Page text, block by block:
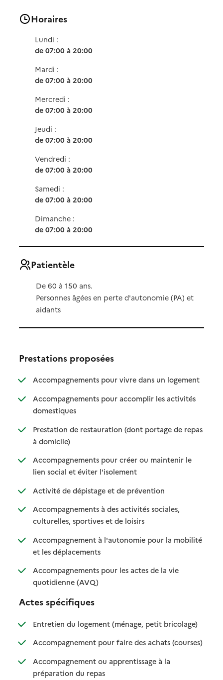
Horaires
Lundi :
de 07:00 à 20:00
Mardi :
de 07:00 à 20:00
Mercredi :
de 07:00 à 20:00
Jeudi :
de 07:00 à 20:00
Vendredi :
de 07:00 à 20:00
Samedi :
de 07:00 à 20:00
Dimanche :
de 07:00 à 20:00
Patientèle
De 60 à 150 ans.
Personnes âgées en perte d'autonomie (PA) et
aidants
Prestations proposées
Accompagnements pour vivre dans un logement
:
: non
Accompagnements pour accomplir les activités
domestiques: disponible
: non disponible
Prestation de restauration (dont portage de repas
à domicile): disponible
: non disponible
Accompagnements pour créer ou maintenir le
lien social et éviter l'isolement: disponible
: non disponible
Activité de dépistage et de prévention: disponible
: non disponible
Accompagnements à des activités sociales,
culturelles, sportives et de loisirs: disponible
: non disponible
Accompagnement à l'autonomie pour la mobilité
et les déplacements: disponible
: non disponible
Accompagnements pour les actes de la vie
quotidienne (AVQ): disponible
: non disponible
Actes spécifiques
Entretien du logement (ménage, petit bricolage): disponible
: non
Accompagnement pour faire des achats (courses)
:
: non
Accompagnement ou apprentissage à la
préparation du repas: disponible
: non disponible